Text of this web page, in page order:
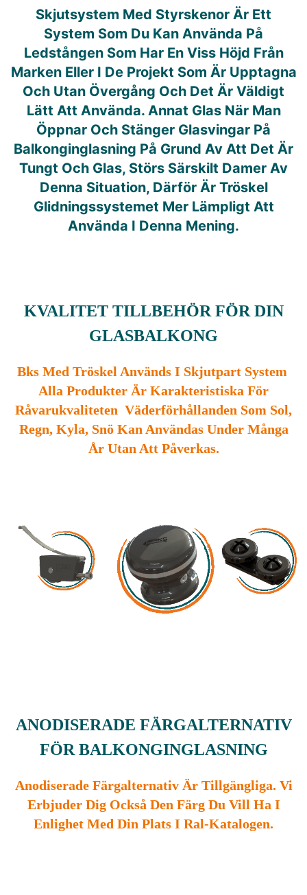
Skjutsystem Med Styrskenor Är Ett
System Som Du Kan Använda På
Ledstången Som Har En Viss Höjd Från
Marken Eller I De Projekt Som Är Upptagna
Och Utan Övergång Och Det Är Väldigt
Lätt Att Använda. Annat Glas När Man
Öppnar Och Stänger Glasvingar På
Balkonginglasning På Grund Av Att Det Är
Tungt Och Glas, Störs Särskilt Damer Av
Denna Situation, Därför Är Tröskel
Glidningssystemet Mer Lämpligt Att
Använda I Denna Mening.
KVALITET TILLBEHÖR FÖR DIN
GLASBALKONG
Bks Med Tröskel Används I Skjutpart System
Alla Produkter Är Karakteristiska För
Råvarukvaliteten Väderförhållanden Som Sol,
Regn, Kyla, Snö Kan Användas Under Många
År Utan Att Påverkas.
ANODISERADE FÄRGALTERNATIV
FÖR BALKONGINGLASNING
Anodiserade Färgalternativ Är Tillgängliga. Vi
Erbjuder Dig Också Den Färg Du Vill Ha I
Enlighet Med Din Plats I Ral-Katalogen.